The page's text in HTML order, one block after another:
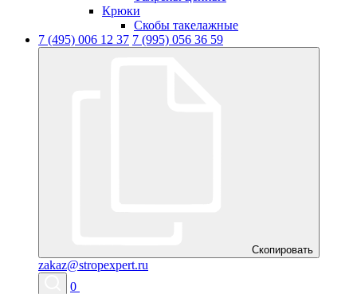
Крюки
Скобы такелажные
7 (495) 006 12 37 7 (995) 056 36 59
Скопировать
zakaz@stropexpert.ru
0